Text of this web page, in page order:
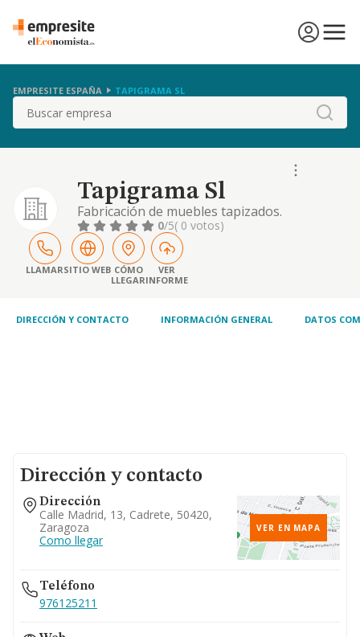
EMPRESITE ESPAÑA TAPIGRAMA SL
Buscar
Tapigrama Sl
Fabricación de muebles tapizados.
0/5( 0 votos)
LLAMARSITIO WEB CÓMO
LLEGAR
VER
INFORME
DIRECCIÓN Y CONTACTO INFORMACIÓN GENERAL DATOS
Dirección y contacto
Dirección
Calle Madrid, 13, Cadrete, 50420,
Zaragoza
Como llegar
VER EN MAPA
Teléfono
976125211